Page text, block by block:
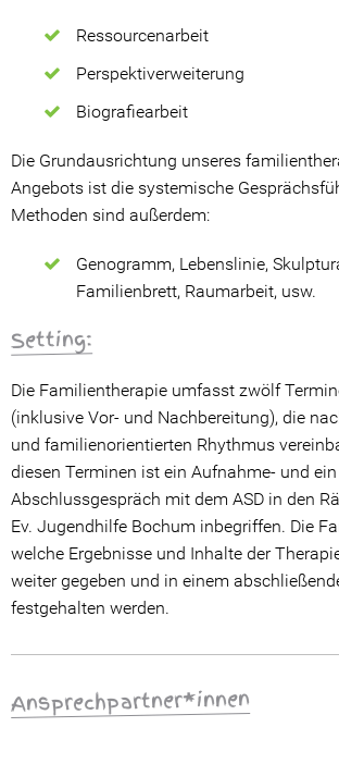
Partizipation
Stellenangebote
Kontakt
Ressourcenarbeit
Perspektiverweiterung
Biografiearbeit
Die Grundausrichtung unseres
Angebots ist die systemische
Methoden sind außerdem:
Genogramm, Lebenslinie,
Familienbrett, Raumarbeit, usw.
Setting:
Die Familientherapie umfasst zwölf
(inklusive Vor- und Nachbereitung), die
und familienorientierten Rhythmus
diesen Terminen ist ein Aufnahme- und ein
Abschlussgespräch mit dem ASD in den
Ev. Jugendhilfe Bochum inbegriffen. Die
welche Ergebnisse und Inhalte der
weiter gegeben und in einem
festgehalten werden.
Ansprechpartner*innen